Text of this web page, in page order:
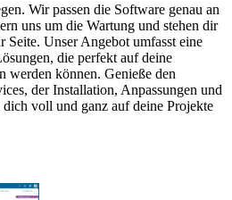
Wir passen die Software genau an
uns um die Wartung und stehen dir
Seite. Unser Angebot umfasst eine
die perfekt auf deine
werden können. Genieße den
der Installation, Anpassungen und
voll und ganz auf deine Projekte